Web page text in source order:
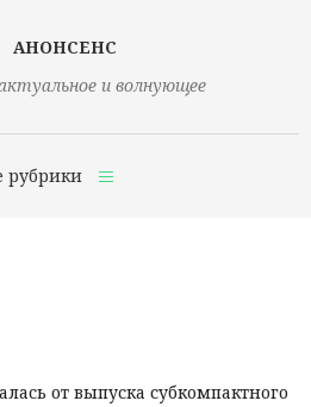
АНОНСЕНС
и волнующее
рубрики
от выпуска субкомпактного